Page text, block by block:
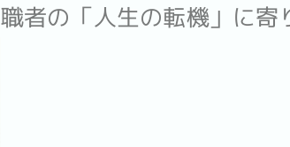
者の「人生の転機」に寄